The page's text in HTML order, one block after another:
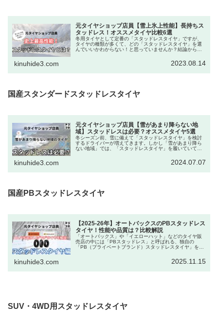
元タイヤショップ店員【雪上氷上性能】長持ちス
タッドレス！オススメタイヤ比較6選
冬用タイヤとして定番の「スタッドレスタイヤ」ですが、
タイヤの種類が多くて、どの「スタッドレスタイヤ」を選
んでいいかわからない！と思っていませんか？結論から言
kinuhide3.com 2023.08.14
国産スタンダードスタッドレスタイヤ
元タイヤショップ店員【雪があまり降らない地
域】スタッドレスは必要？オススメタイヤ5選
冬シーズン前、雪に備えて「スタッドレスタイヤ」を検討
するドライバーが増えてきます。しかし「雪があまり降ら
ない地域」では、「スタッドレスタイヤ」を履いていても
kinuhide3.com 2024.07.07
国産PBスタッドレスタイヤ
【2025-26年】オートバックスのPBスタッドレス
タイヤ！性能や品質は？比較解説
「オートバックス」や「イエローハット」などのタイヤ販
売店の中には「PBスタッドレス」と呼ばれる、独自の
「PB（プライベートブランド）スタッドレスタイヤ」を扱
kinuhide3.com 2025.11.15
SUV・4WD用スタッドレスタイヤ